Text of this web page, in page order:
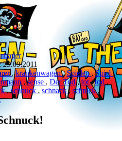
29.09.2011
,krankenwagen,Spielen,Spiel,
,sense , Der Tod,tot,tod,
,schnuck , schnack, schnick,